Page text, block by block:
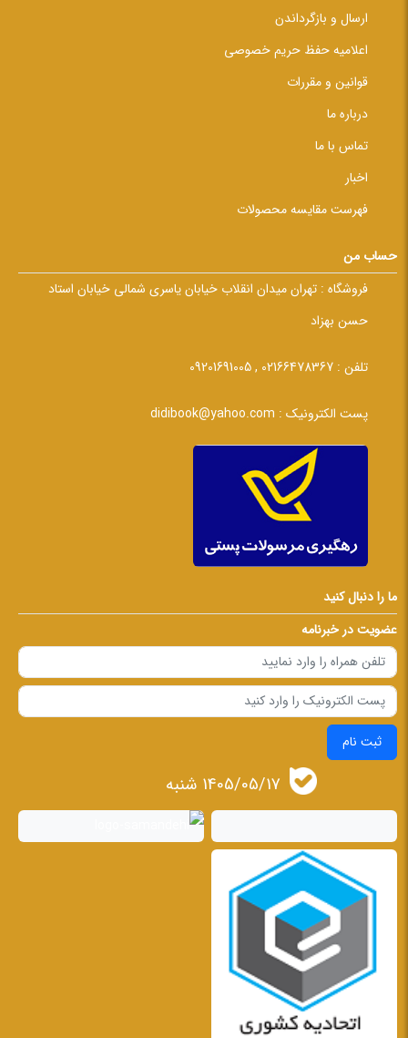
ارسال و بازگرداندن
اعلامیه حفظ حریم خصوصی
قوانین و مقررات
درباره ما
تماس با ما
اخبار
فهرست مقایسه محصولات
حساب من
فروشگاه : تهران میدان انقلاب خیابان یاسری شمالی خیابان استاد
حسن بهزاد
تلفن : 02166478367 , 09201691005
پست الکترونیک : didibook@yahoo.com
ما را دنبال کنید
عضویت در خبرنامه
ثبت نام
1405/05/17 شنبه